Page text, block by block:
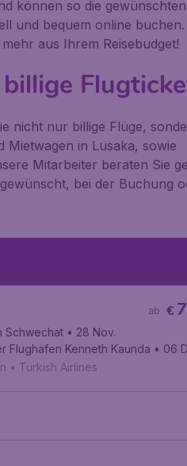
können so die gewünschten
und bequem online
aus Ihrem Reisebudget!
nicht nur billige Flüge,
Mietwagen in Lusaka, sowie
Mitarbeiter beraten Sie
bei der Buchung
€
ab
Schwechat • 28 Nov.
Flughafen Kenneth Kaunda • 06
• Turkish Airlines